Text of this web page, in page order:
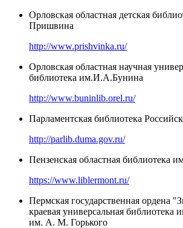
Орловская областная детская
Пришвина
http://www.prishvinka.ru/
Орловская областная научная
библиотека им.И.А.Бунина
http://www.buninlib.orel.ru/
Парламентская библиотека
http://parlib.duma.gov.ru/
Пензенская областная библиотека
https://www.liblermont.ru/
Пермская государственная ордена
краевая универсальная библиотека
им. А. М. Горького